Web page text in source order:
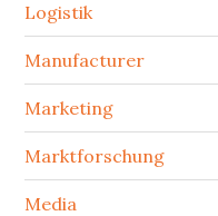
Logistik
Manufacturer
Marketing
Marktforschung
Media